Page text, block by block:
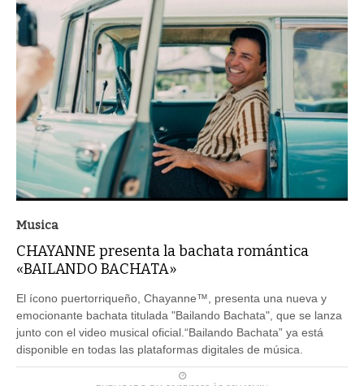
Musica
CHAYANNE presenta la bachata romántica
«BAILANDO BACHATA»
El ícono puertorriqueño, Chayanne™, presenta una nueva y
emocionante bachata titulada "Bailando Bachata", que se lanza
junto con el video musical oficial.“Bailando Bachata” ya está
disponible en todas las plataformas digitales de música.